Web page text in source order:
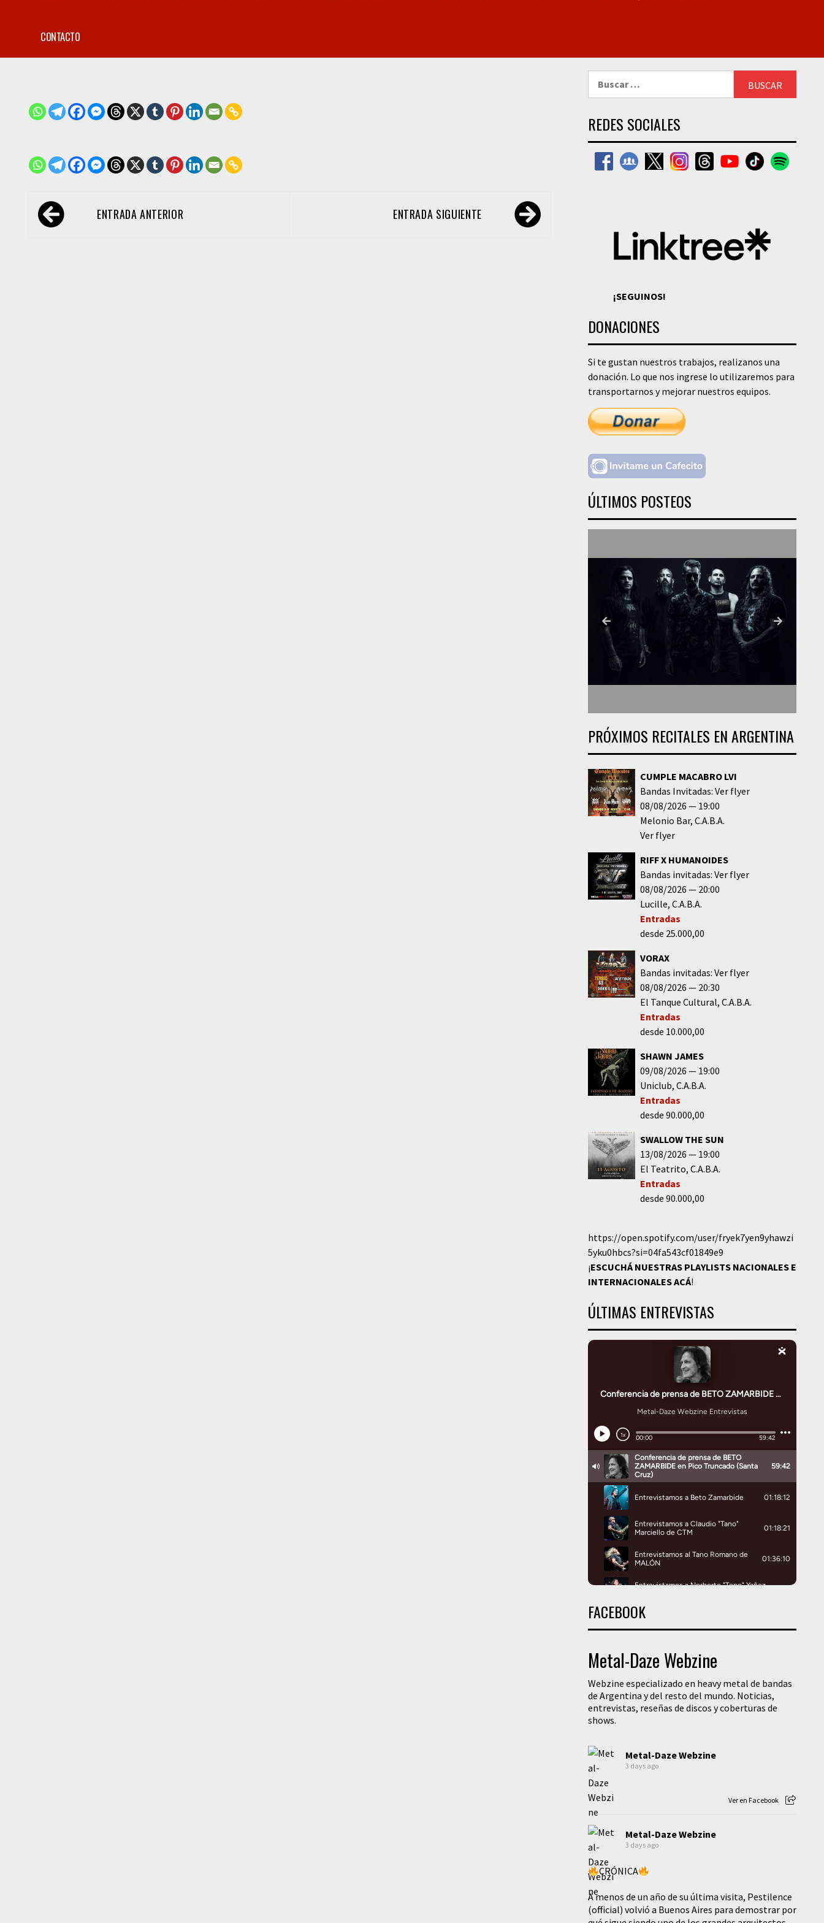
CONTACTO
Navegación
de ENTRADA ANTERIOR ENTRADA SIGUIENTE
REDES SOCIALES
¡SEGUINOS!
DONACIONES
Si te gustan nuestros trabajos, realizanos una
donación. Lo que nos ingrese lo utilizaremos para
transportarnos y mejorar nuestros equipos.
ÚLTIMOS POSTEOS
PRÓXIMOS RECITALES EN ARGENTINA
CUMPLE MACABRO LVI
Bandas Invitadas: Ver flyer
08/08/2026
19:00
Melonio Bar C.A.B.A.
Ver flyer
RIFF X HUMANOIDES
Bandas invitadas: Ver flyer
08/08/2026
20:00
Lucille C.A.B.A.
Entradas
desde 25.000,00
VORAX
Bandas invitadas: Ver flyer
08/08/2026
20:30
El Tanque Cultural C.A.B.A.
Entradas
desde 10.000,00
SHAWN JAMES
09/08/2026
19:00
Uniclub C.A.B.A.
Entradas
desde 90.000,00
SWALLOW THE SUN
13/08/2026
19:00
El Teatrito C.A.B.A.
Entradas
desde 90.000,00
https://open.spotify.com/user/fryek7yen9yhawzi
5yku0hbcs?si=04fa543cf01849e9
¡ESCUCHÁ NUESTRAS PLAYLISTS NACIONALES E
INTERNACIONALESACÁ!
ÚLTIMAS ENTREVISTAS
FACEBOOK
Metal-Daze Webzine
Webzine especializado en heavy metal de bandas
de Argentina y del resto del mundo. Noticias,
entrevistas, reseñas de discos y coberturas de
shows.
Metal-Daze Webzine
3 days ago
Ver en Facebook
Metal-Daze Webzine
3 days ago
CRÓNICA
A menos de un año de su última visita, Pestilence
(official) volvió a Buenos Aires para demostrar por